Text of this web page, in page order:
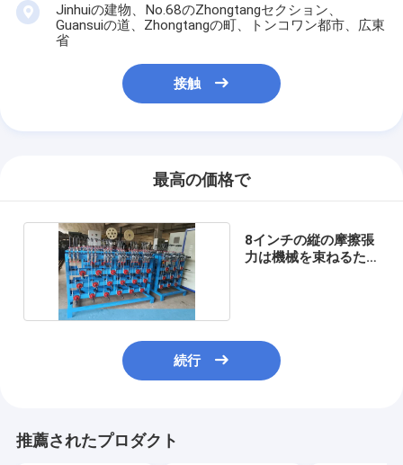
Jinhuiの建物、No.68のZhongtangセクション、
Guansuiの道、Zhongtangの町、トンコワン都市、広東
省
接触
最高の価格で
8インチの縦の摩擦張
力は機械を束ねるた
続行
推薦されたプロダクト